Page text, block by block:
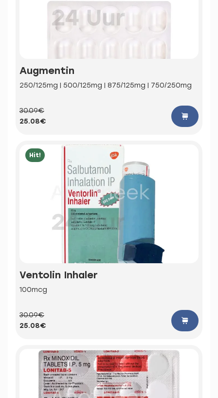
Augmentin
250/125mg | 500/125mg | 875/125mg | 750/250mg
30.09€
25.08€
Hit!
Ventolin Inhaler
100mcg
30.09€
25.08€